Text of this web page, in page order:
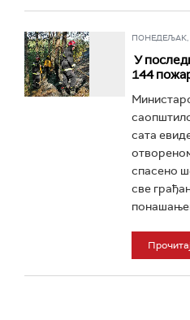
ПОНЕДЕЉАК,
У
144
сата
спасено
све
Прочитај